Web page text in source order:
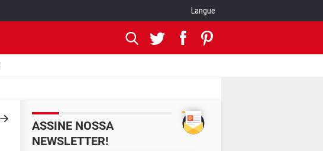
Langue
ASSINE NOSSA
NEWSLETTER!